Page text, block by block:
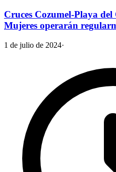
Cruces Cozumel-Playa
Mujeres operarán
1 de julio de 2024·